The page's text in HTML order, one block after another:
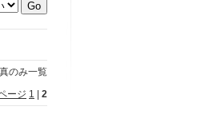
のみ一覧
ージ 1 2